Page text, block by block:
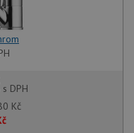
s DPH
Kč